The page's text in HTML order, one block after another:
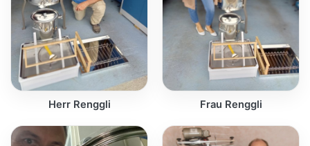
Herr Renggli Frau Renggli